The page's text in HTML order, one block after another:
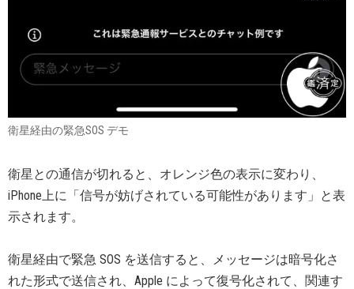
衛星経由の緊急SOS デモ
衛星との通信が切れると、オレンジ色の表示に変わり、
iPhone上に「信号が妨げされている可能性があります」と表
示されます。
衛星経由で緊急 SOS を送信すると、メッセージは暗号化さ
れた形式で送信され、Apple によって復号化されて、関連す